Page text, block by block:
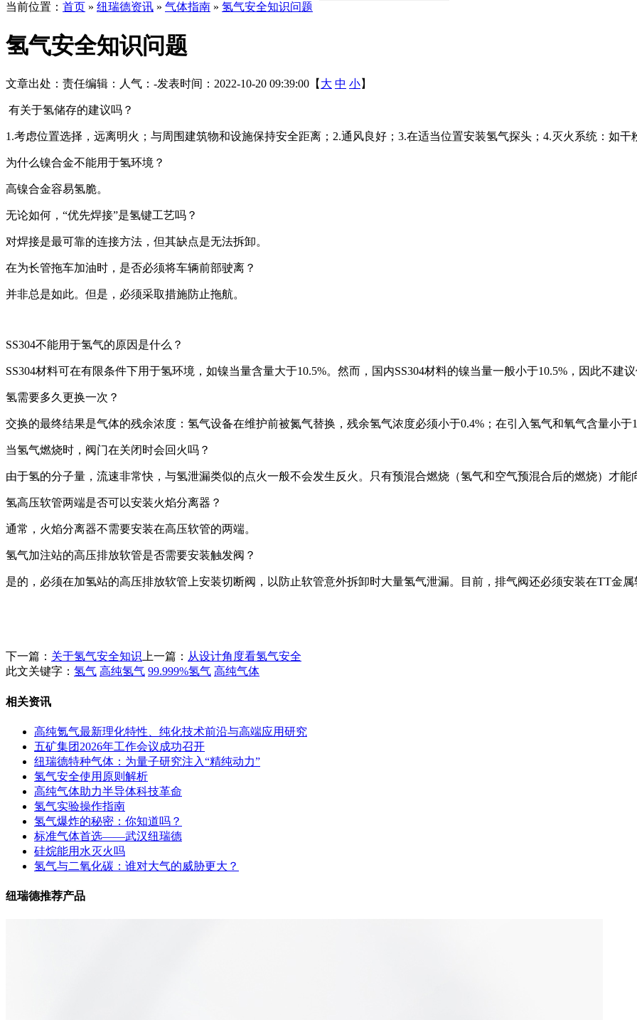
当前位置： 首页 » 纽瑞德资讯 » 气体指南 » 氢气安全知识问题
氢气安全知识问题
文章出处： 责任编辑： 人气： -发表时间：2022-10-20 09:39:00【 大 中 小】
有关于氢储存的建议吗？
1.考虑位置选择，远离明火；与周围建筑物和设施保持安全距离；2.通风良好；3.在适当位置安装氢气探头；4.灭火系统：如干
为什么镍合金不能用于氢环境？
高镍合金容易氢脆。
无论如何，“优先焊接”是氢键工艺吗？
对焊接是最可靠的连接方法，但其缺点是无法拆卸。
在为长管拖车加油时，是否必须将车辆前部驶离？
并非总是如此。但是，必须采取措施防止拖航。
SS304不能用于氢气的原因是什么？
SS304材料可在有限条件下用于氢环境，如镍当量含量大于10.5%。然而，国内SS304材料的镍当量一般小于10.5%，因此不建
氢需要多久更换一次？
交换的最终结果是气体的残余浓度：氢气设备在维护前被氮气替换，残余氢气浓度必须小于0.4%；在引入氢气和氧气含量小
当氢气燃烧时，阀门在关闭时会回火吗？
由于氢的分子量，流速非常快，与氢泄漏类似的点火一般不会发生反火。只有预混合燃烧（氢气和空气预混合后的燃烧）才能
氢高压软管两端是否可以安装火焰分离器？
通常，火焰分离器不需要安装在高压软管的两端。
氢气加注站的高压排放软管是否需要安装触发阀？
是的，必须在加氢站的高压排放软管上安装切断阀，以防止软管意外拆卸时大量氢气泄漏。目前，排气阀还必须安装在TT金
下一篇： 关于氢气安全知识 上一篇： 从设计角度看氢气安全
此文关键字： 氢气 高纯氢气 99.999%氢气 高纯气体
相关资讯
高纯氪气最新理化特性、纯化技术前沿与高端应用研究
五矿集团2026年工作会议成功召开
纽瑞德特种气体：为量子研究注入“精纯动力”
氢气安全使用原则解析
高纯气体助力半导体科技革命
氢气实验操作指南
氢气爆炸的秘密：你知道吗？
标准气体首选——武汉纽瑞德
硅烷能用水灭火吗
氢气与二氧化碳：谁对大气的威胁更大？
纽瑞德推荐产品